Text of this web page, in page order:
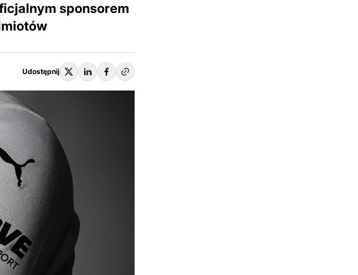
sponsorem
Udostępnij